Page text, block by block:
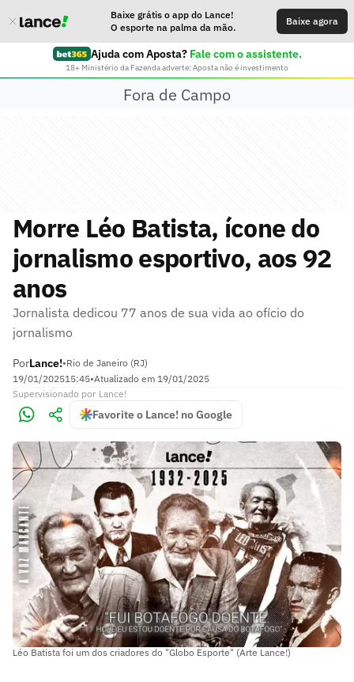
Baixe grátis o app do Lance!
O esporte na palma da mão.
Baixe agora
Ajuda com Aposta? Fale com o assistente.
18+ Ministério da Fazenda adverte: Aposta não é investimento
Fora de Campo
Morre Léo Batista, ícone do
jornalismo esportivo, aos 92
anos
Jornalista dedicou 77 anos de sua vida ao ofício do
jornalismo
PorLance!•Rio de Janeiro (RJ)
19/01/202515:45•Atualizado em 19/01/2025
Supervisionado por Lance!
Favorite o Lance! no Google
Léo Batista foi um dos criadores do "Globo Esporte" (Arte Lance!)